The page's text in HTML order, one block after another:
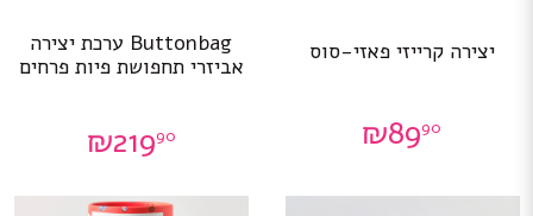
יצירה קרייזי פאזי-סוס
₪8990
Buttonbag ערכת יצירה
אביזרי תחפושת פיות פרחים
₪21990